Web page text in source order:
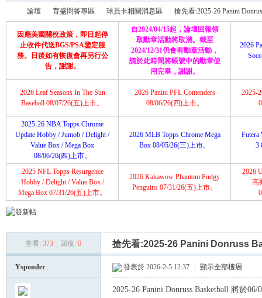
»
論壇
›
育盛問答專區
›
球員卡相關消息區
›
搶先看:2025-26 Panini
因應美國關稅政策，即日起停
止收件代送BGS/PSA鑒定服
務。日後如有恢復會再另行公
告，謝謝。
自2024/04/15起，論壇回報領
取勳章活動將取消。截至
2024/12/31仍會有勳章活動，
請於此時間將帳號中的勳章使
用完畢，謝謝。
2026
2026 Leaf Seasons In The Sun
Baseball 08/07/26(五)上市。
2026 Panini PFL Contenders
08/06/26(四)上市。
2025-
2025-26 NBA Topps Chrome
Update Hobby / Jumob / Delight /
Value Box / Mega Box
08/06/26(四)上市。
2026 MLB Topps Chrome Mega
Box 08/05/26(三)上市。
Futera
3
2025 NFL Topps Resurgence
Hobby / Delight / Value Box /
Mega Box 07/31/26(五)上市。
2026 Kakawow Phantom Pudgy
Penguins 07/31/26(五)上市。
2026
高
查看: 373 回復: 0 搶先看:2025-26 Panini Donruss
Ysponder 發表於 2026-2-5 12:37 顯示全部樓層
2025-26 Panini Donruss Basketball 將於